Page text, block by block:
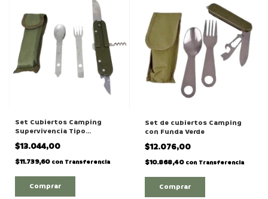
Set Cubiertos Camping
Supervivencia Tipo
Cortapluma Grande Con
Funda Verde
$13.044,00
$11.739,60 con Transferencia
Set de cubiertos Camping
con Funda Verde
$12.076,00
$10.868,40 con Transferencia